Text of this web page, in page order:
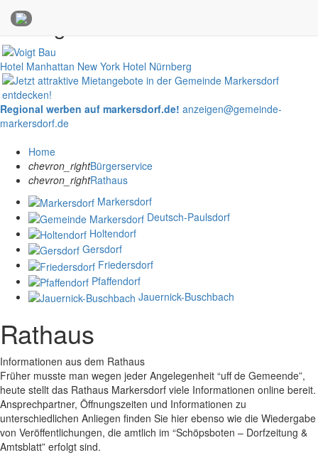
Anzeigen
Hotel Manhattan New York Hotel Nürnberg
Regional werben auf markersdorf.de! anzeigen@gemeinde-
markersdorf.de
Home
chevron_rightBürgerservice
chevron_rightRathaus
Markersdorf
Deutsch-Paulsdorf
Holtendorf
Gersdorf
Friedersdorf
Pfaffendorf
Jauernick-Buschbach
Rathaus
Informationen aus dem Rathaus
Früher musste man wegen jeder Angelegenheit “uff de Gemeende”,
heute stellt das Rathaus Markersdorf viele Informationen online bereit.
Ansprechpartner, Öffnungszeiten und Informationen zu
unterschiedlichen Anliegen finden Sie hier ebenso wie die Wiedergabe
von Veröffentlichungen, die amtlich im “Schöpsboten – Dorfzeitung &
Amtsblatt” erfolgt sind.